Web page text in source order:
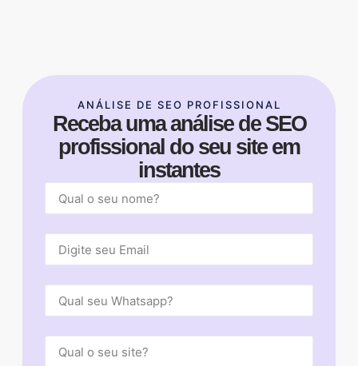
ANÁLISE DE SEO PROFISSIONAL
Receba uma análise de SEO
profissional do seu site em
instantes